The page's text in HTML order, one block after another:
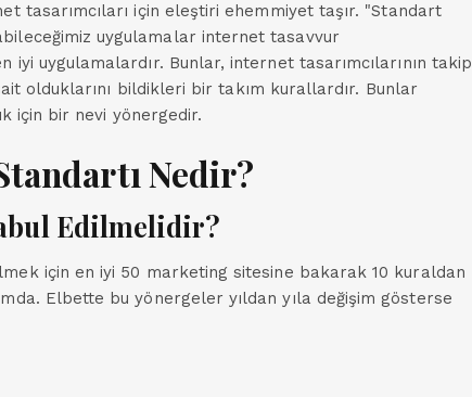
tasarımcıları için eleştiri ehemmiyet taşır. "Standart
uygulamalar internet tasavvur
uygulamalardır. Bunlar, internet tasarımcılarının takip
olduklarını bildikleri bir takım kurallardır. Bunlar
için bir nevi yönergedir.
Nedir?
Edilmelidir?
için en iyi 50 marketing sitesine bakarak 10 kuraldan
Elbette bu yönergeler yıldan yıla değişim gösterse